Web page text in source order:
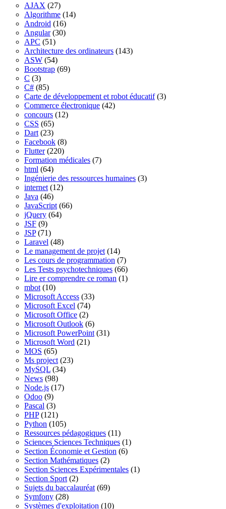
AJAX (27)
Algorithme (14)
Android (16)
Angular(30)
APC (51)
Architecture des ordinateurs (143)
ASW (54)
Bootstrap (69)
C (3)
C# (85)
Carte de développement et robot éducatif(3)
Commerce électronique (42)
concours (12)
CSS (65)
Dart (23)
Facebook (8)
Flutter(220)
Formation médicales (7)
html (64)
Ingénierie des ressources humaines (3)
internet (12)
Java (46)
JavaScript (66)
jQuery (64)
JSF (9)
JSP(71)
Laravel (48)
Le management de projet (14)
Les cours de programmation (7)
Les Tests psychotechniques (66)
Lire er comprendre ce roman (1)
mbot (10)
Microsoft Access (33)
Microsoft Excel (74)
Microsoft Office (2)
Microsoft Outlook (6)
Microsoft PowerPoint (31)
Microsoft Word (21)
MOS (65)
Ms project (23)
MySQL (34)
News (98)
Node.js (17)
Odoo (9)
Pascal (3)
PHP(121)
Python (105)
Ressources pédagogiques (11)
Sciences Sciences Techniques (1)
Section Économie et Gestion (6)
Section Mathématiques (2)
Section Sciences Expérimentales (1)
Section Sport (2)
Sujets du baccalauréat (69)
Symfony (28)
Systèmes d'exploitation (10)